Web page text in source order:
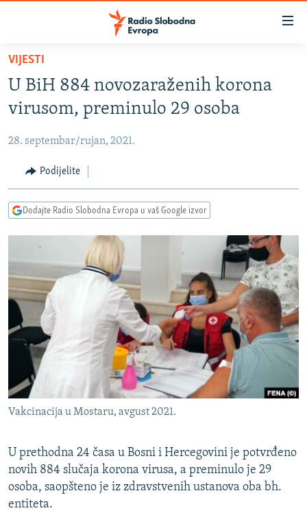
Pređite
glavni
sadržaj
na
navigaciju
Pređite
na
KOSOVO
CRNA GORA
VIDEO
FOTOGALERIJE
PODCASTI
RAT U UKRAJINI
KINA NA BALKANU
RSE PRIČE IZ SVIJETA
ISPRIČAJ MI
DNEVNO@RSE
SPECIJALI RSE
VIŠE OD NASLOVA
GENOCID U SREBRENICI
POPLAVE I KLIZIŠTA U BIH 2024.
TV LIBERTY
POST SCRIPTUM
PRATITE NAS
Sve RFE/RL stranice
VIJESTI
U BiH 884 novozaraženih korona
virusom, preminulo 29 osoba
28. septembar/rujan, 2021.
Podijelite
Dodajte Radio Slobodna Evropa u vaš Google izvor
Vakcinacija u Mostaru, avgust 2021.
U prethodna 24 časa u Bosni i Hercegovini je potvrđeno
novih 884 slučaja korona virusa, a preminulo je 29
osoba, saopšteno je iz zdravstvenih ustanova oba bh.
entiteta.